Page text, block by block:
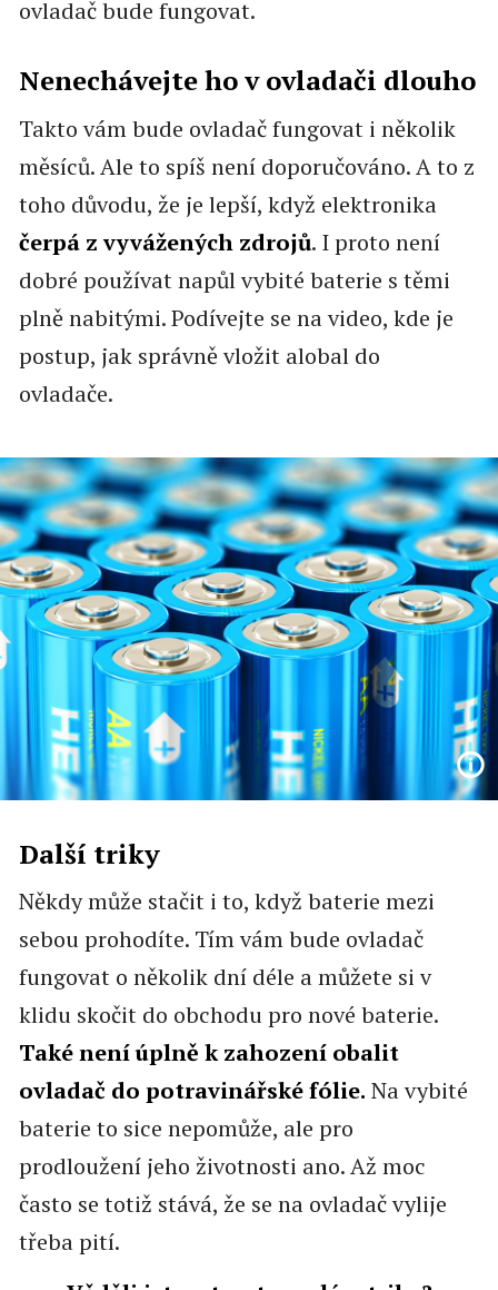
ovladač bude fungovat.
Nenechávejte ho v ovladači dlouho
Takto vám bude ovladač fungovat i několik
měsíců. Ale to spíš není doporučováno. A to z
toho důvodu, že je lepší, když elektronika
čerpá z vyvážených zdrojů. I proto není
dobré používat napůl vybité baterie s těmi
plně nabitými. Podívejte se na video, kde je
postup, jak správně vložit alobal do
ovladače.
Další triky
Někdy může stačit i to, když baterie mezi
sebou prohodíte. Tím vám bude ovladač
fungovat o několik dní déle a můžete si v
klidu skočit do obchodu pro nové baterie.
Také není úplně k zahození obalit
ovladač do potravinářské fólie. Na vybité
baterie to sice nepomůže, ale pro
prodloužení jeho životnosti ano. Až moc
často se totiž stává, že se na ovladač vylije
třeba pití.